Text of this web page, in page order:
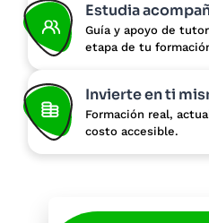
Estudia
Guía y apoyo de
etapa de tu
Invierte en ti
Formación real,
costo accesible.